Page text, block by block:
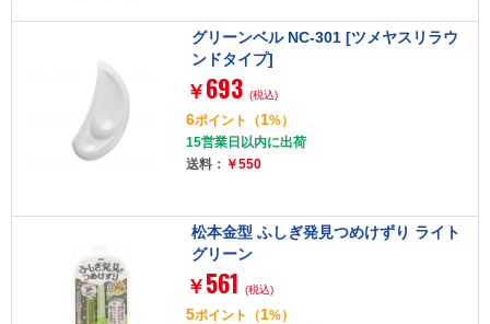
グリーンベル NC-301 [ツメヤスリラウ
ンドタイプ]
￥ 693 (税込)
6ポイント （1%）
15営業日以内に出荷
送料： ￥550
松本金型 ふしぎ発見つめけずり ライト
グリーン
￥ 561 (税込)
5ポイント （1%）